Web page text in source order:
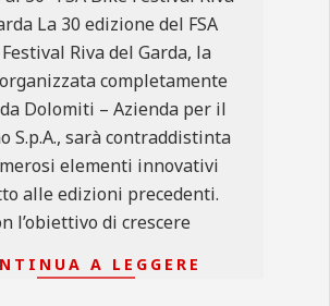
La 30 edizione del FSA
Riva del Garda, la
completamente
Dolomiti – Azienda per il
S.p.A., sarà contraddistinta
elementi innovativi
alle edizioni precedenti.
l’obiettivo di crescere
A LEGGERE